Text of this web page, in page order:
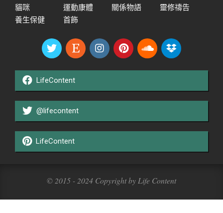
貓咪
運動康體 關係物語
靈修禱告
養生保健
首飾
LifeContent
@lifecontent
LifeContent
© 2015 - 2024 Copyright by Life Content